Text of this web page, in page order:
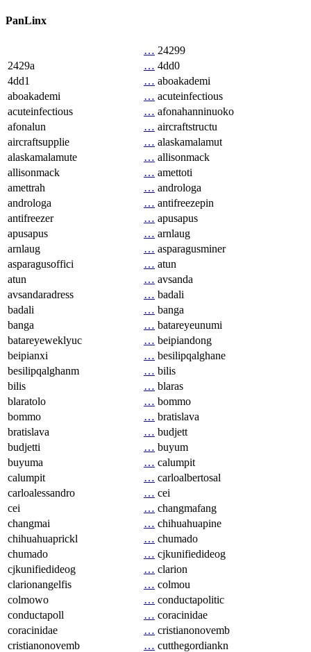
PanLinx
… 24299
2429a
… 4dd0
4dd1
… aboakademi
aboakademi
… acuteinfectious
acuteinfectious
… afonahanninuoko
afonalun
… aircraftstructu
aircraftsupplie
… alaskamalamut
alaskamalamute
… allisonmack
allisonmack
… amettoti
amettrah
… androloga
androloga
… antifreezepin
antifreezer
… apusapus
apusapus
… arnlaug
arnlaug
… asparagusminer
asparagusoffici
… atun
atun
… avsanda
avsandaradress
… badali
badali
… banga
banga
… batareyeunumi
batareyeweklyuc
… beipiandong
beipianxi
… besilipqalghane
besilipqalghanm
… bilis
bilis
… blaras
blaratolo
… bommo
bommo
… bratislava
bratislava
… budjett
budjetti
… buyum
buyuma
… calumpit
calumpit
… carloalbertosal
carloalessandro
… cei
cei
… changmafang
changmai
… chihuahuapine
chihuahuaprickl
… chumado
chumado
… cjkunifiedideog
cjkunifiedideog
… clarion
clarionangelfis
… colmou
colmowo
… conductapolitic
conductapoll
… coracinidae
coracinidae
… cristianonovemb
cristianonovemb
… cutthegordiankn